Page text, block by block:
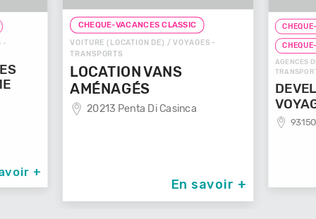
-
+
CHEQUE-VACANCES CLASSIC
VOITURE (LOCATION DE) / VOYAGES -
TRANSPORTS
LOCATION VANS
AMÉNAGÉS
20213 Penta Di Casinca
En savoir +
AGENCES